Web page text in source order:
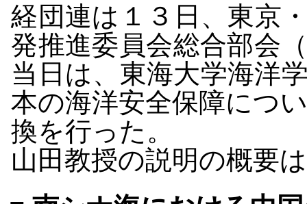
経団連は１３日、東京
発推進委員会総合部会
当日は、東海大学海洋
本の海洋安全保障につ
換を行った。
山田教授の説明の概要